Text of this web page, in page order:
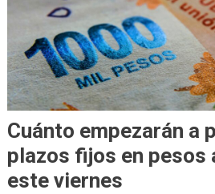
Cuánto empezarán a
plazos fijos en pesos
este viernes